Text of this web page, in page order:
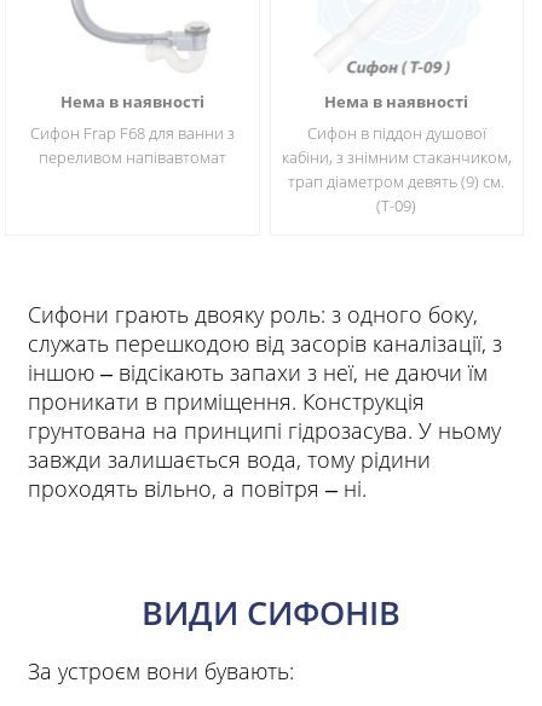
Нема в наявності
Сифон Frap F68 для ванни з
переливом напівавтомат
Нема в наявності
Сифон в піддон душової
кабіни, з знімним стаканчиком,
трап діаметром девять (9) см.
(T-09)
Сифони грають двояку роль: з одного боку,
служать перешкодою від засорів каналізації, з
іншою ‒ відсікають запахи з неї, не даючи їм
проникати в приміщення. Конструкція
грунтована на принципі гідрозасува. У ньому
завжди залишається вода, тому рідини
проходять вільно, а повітря ‒ ні.
ВИДИ СИФОНІВ
За устроєм вони бувають: